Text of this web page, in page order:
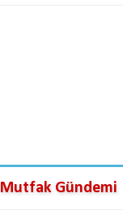
Mutfak Gündemi